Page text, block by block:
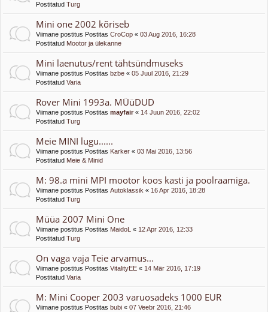
Postitatud Turg
Mini one 2002 kõriseb
Viimane postitus Postitas CroCop « 03 Aug 2016, 16:28
Postitatud Mootor ja ülekanne
Mini laenutus/rent tähtsündmuseks
Viimane postitus Postitas bzbe « 05 Juul 2016, 21:29
Postitatud Varia
Rover Mini 1993a. MÜüDUD
Viimane postitus Postitas mayfair « 14 Juun 2016, 22:02
Postitatud Turg
Meie MINI lugu......
Viimane postitus Postitas Karker « 03 Mai 2016, 13:56
Postitatud Meie & Minid
M: 98.a mini MPI mootor koos kasti ja poolraamiga.
Viimane postitus Postitas Autoklassik « 16 Apr 2016, 18:28
Postitatud Turg
Müüa 2007 Mini One
Viimane postitus Postitas MaidoL « 12 Apr 2016, 12:33
Postitatud Turg
On vaga vaja Teie arvamus...
Viimane postitus Postitas VitalityEE « 14 Mär 2016, 17:19
Postitatud Varia
M: Mini Cooper 2003 varuosadeks 1000 EUR
Viimane postitus Postitas bubi « 07 Veebr 2016, 21:46